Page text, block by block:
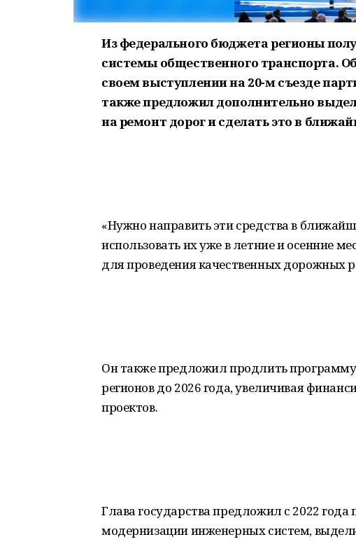
Из федерального бюджета регионы
системы общественного транспорта.
своем выступлении на 20-м съезде
также предложил дополнительно
на ремонт дорог и сделать это в
«Нужно направить эти средства в
использовать их уже в летние и осенние
для проведения качественных дорожных
Он также предложил продлить
регионов до 2026 года, увеличивая
проектов.
Глава государства предложил с 2022
модернизации инженерных систем,